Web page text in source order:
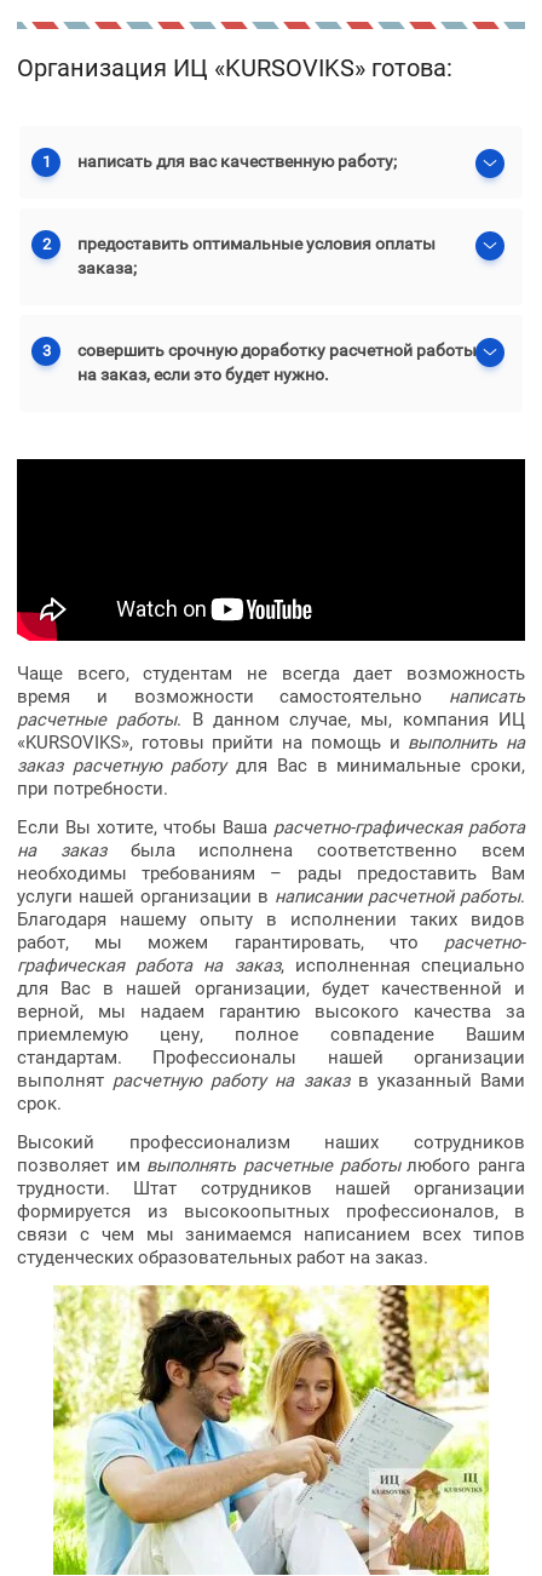
Организация ИЦ «KURSOVIKS» готова:
1 написать для вас качественную работу;
2
предоставить оптимальные условия оплаты
заказа;
3
совершить срочную доработку расчетной работы
на заказ, если это будет нужно.
Чаще всего, студентам не всегда дает возможность
время и возможности самостоятельно написать
расчетные работы. В данном случае, мы, компания ИЦ
«KURSOVIKS», готовы прийти на помощь и выполнить на
заказ расчетную работудля Вас в минимальные сроки,
при потребности.
Если Вы хотите, чтобы Ваша расчетно-графическая работа
на заказбыла исполнена соответственно всем
необходимы требованиям – рады предоставить Вам
услуги нашей организации в написании расчетной работы.
Благодаря нашему опыту в исполнении таких видов
работ, мы можем гарантировать, что расчетно-
графическая работа на заказ, исполненная специально
для Вас в нашей организации, будет качественной и
верной, мы надаем гарантию высокого качества за
приемлемую цену, полное совпадение Вашим
стандартам. Профессионалы нашей организации
выполнят расчетную работу на заказв указанный Вами
срок.
Высокий профессионализм наших сотрудников
позволяет им выполнять расчетные работылюбого ранга
трудности. Штат сотрудников нашей организации
формируется из высокоопытных профессионалов, в
связи с чем мы занимаемся написанием всех типов
студенческих образовательных работ на заказ.